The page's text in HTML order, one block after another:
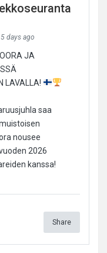
days ago
JA
LAVALLA!
saa
nousee
2026
kanssa!
Share